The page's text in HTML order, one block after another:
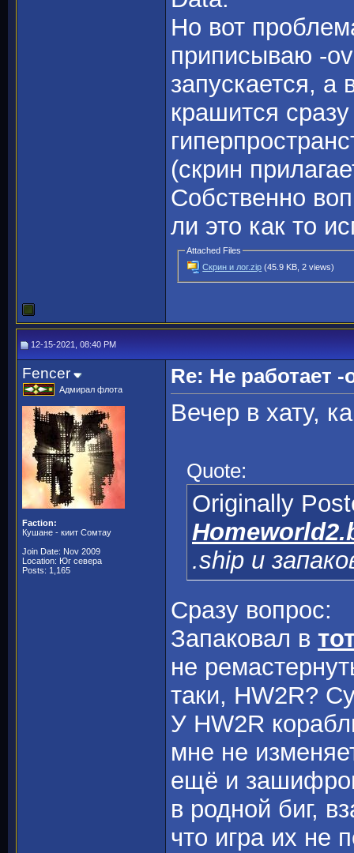
Но вот
приписываю -
запускается, а
крашится
(скрин
Собственно
ли это как то
Attached Files
Скрин и лог.zip (45.9 KB, 2 views)
12-15-2021, 08:40 PM
Fencer
Адмирал флота
Faction:
Кушане - киит Сомтау
Join Date: Nov 2009
Location: Юг севера
Posts: 1,165
Re: Не работает
Вечер в хату,
Quote:
Originally
.ship и
Сразу вопрос:
Запаковал в
не
таки, HW2R?
У HW2R
мне не
ещё и
в родной биг,
что игра их не